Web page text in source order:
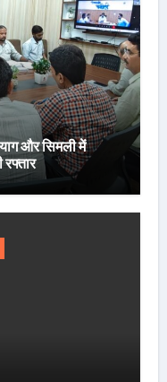
और सिमली में